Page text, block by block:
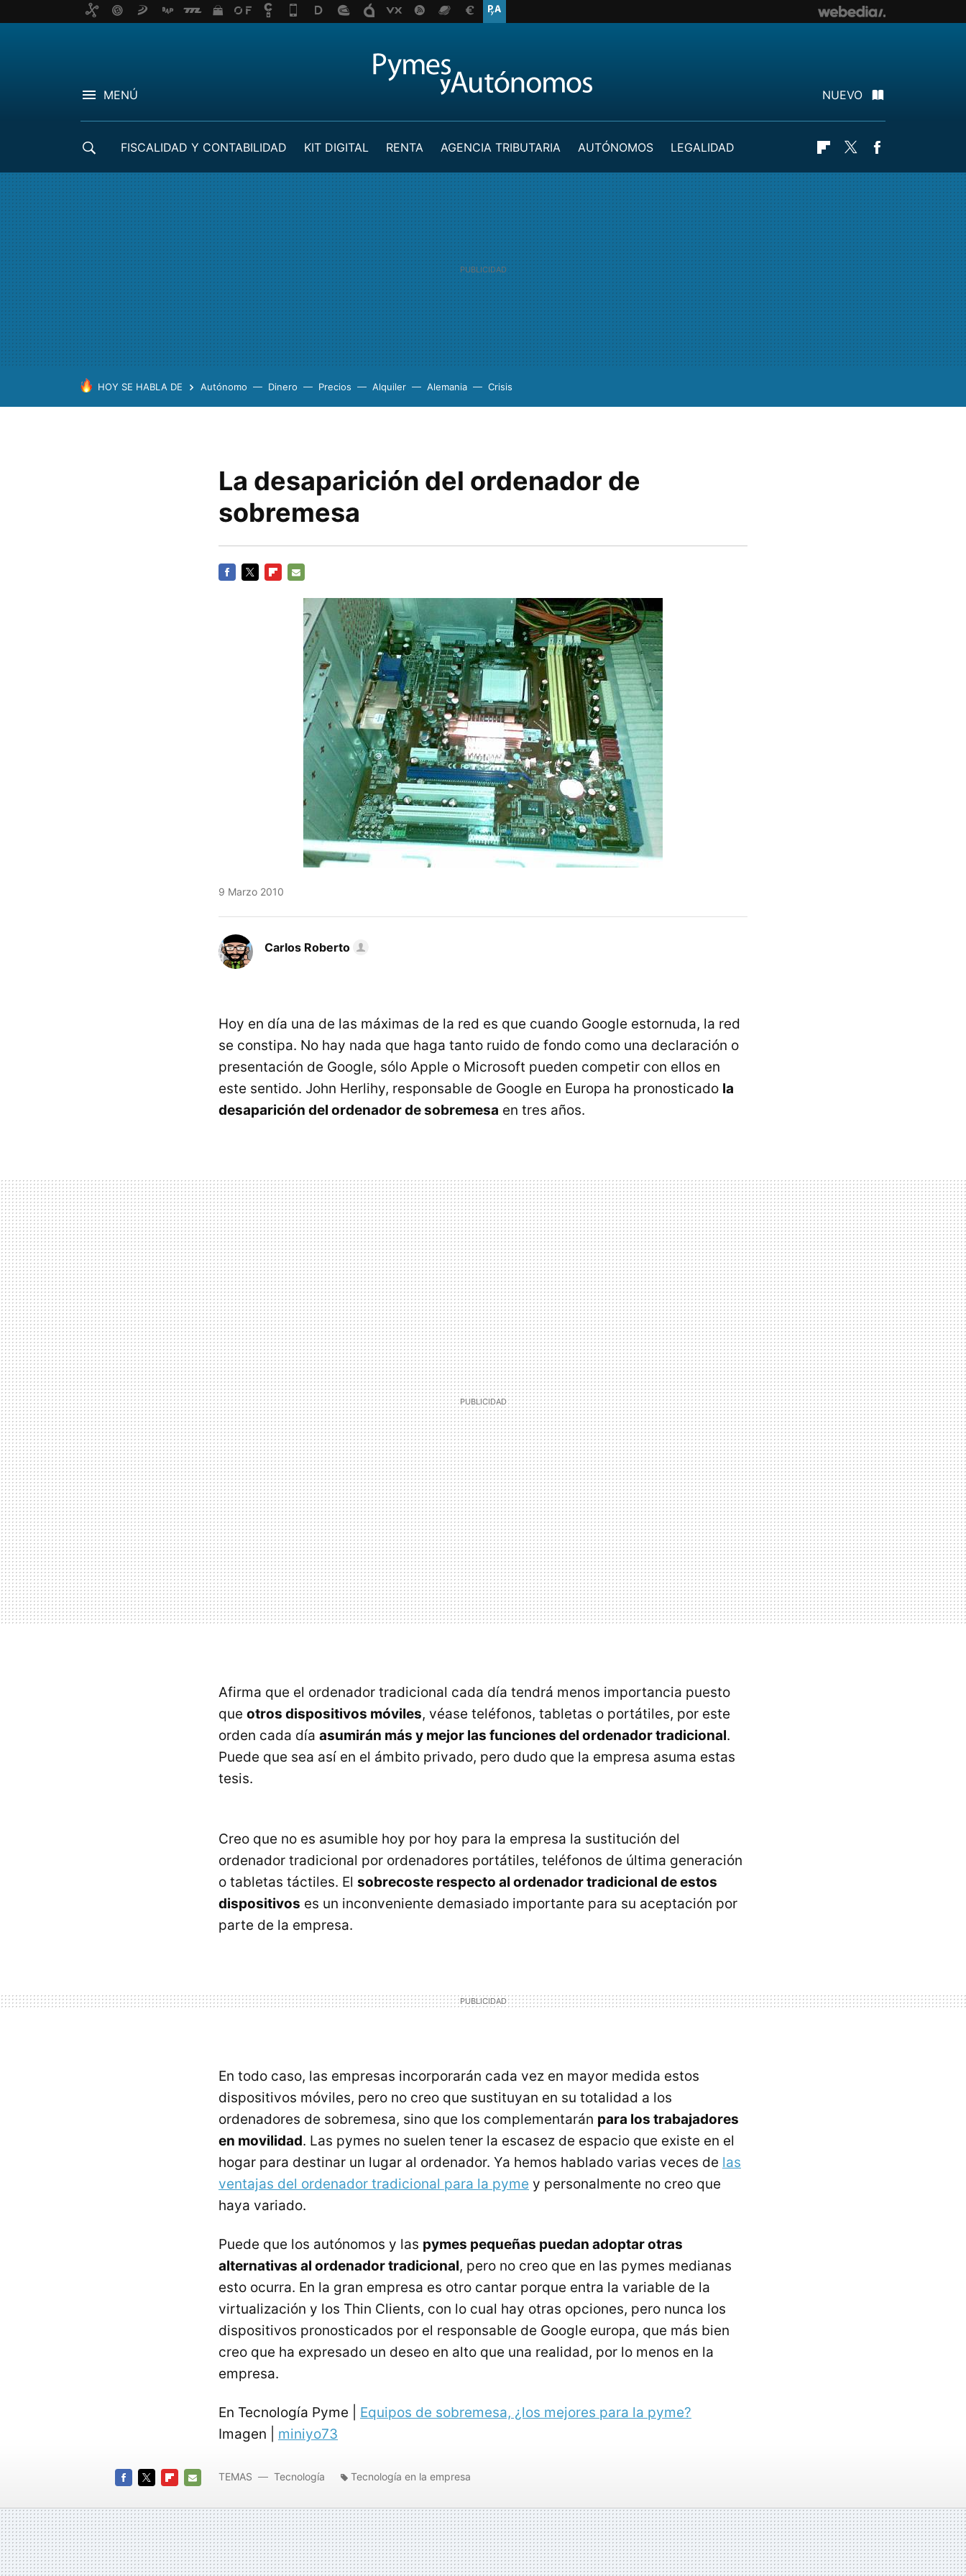
MENÚ NUEVO
FISCALIDAD Y CONTABILIDAD KIT DIGITAL RENTA AGENCIA TRIBUTARIA AUTÓNOMOS
LEGALIDAD
Flipboard
Twitter
HOY SE HABLA DE Autónomo Dinero Precios Alquiler Alemania Crisis
La desaparición del ordenador de
sobremesa
9 Marzo 2010
Carlos Roberto
Hoy en día una de las máximas de la red es que cuando Google estornuda, la red
se constipa. No hay nada que haga tanto ruido de fondo como una declaración o
presentación de Google, sólo Apple o Microsoft pueden competir con ellos en
este sentido. John Herlihy, responsable de Google en Europa ha pronosticado la
desaparición del ordenador de sobremesa en tres años.
Afirma que el ordenador tradicional cada día tendrá menos importancia puesto
que otros dispositivos móviles, véase teléfonos, tabletas o portátiles, por este
orden cada día asumirán más y mejor las funciones del ordenador tradicional.
Puede que sea así en el ámbito privado, pero dudo que la empresa asuma estas
tesis.
Creo que no es asumible hoy por hoy para la empresa la sustitución del
ordenador tradicional por ordenadores portátiles, teléfonos de última generación
o tabletas táctiles. El sobrecoste respecto al ordenador tradicional de estos
dispositivos es un inconveniente demasiado importante para su aceptación por
parte de la empresa.
En todo caso, las empresas incorporarán cada vez en mayor medida estos
dispositivos móviles, pero no creo que sustituyan en su totalidad a los
ordenadores de sobremesa, sino que los complementarán para los trabajadores
en movilidad. Las pymes no suelen tener la escasez de espacio que existe en el
hogar para destinar un lugar al ordenador. Ya hemos hablado varias veces de las
ventajas del ordenador tradicional para la pyme y personalmente no creo que
haya variado.
Puede que los autónomos y las pymes pequeñas puedan adoptar otras
alternativas al ordenador tradicional, pero no creo que en las pymes medianas
esto ocurra. En la gran empresa es otro cantar porque entra la variable de la
virtualización y los Thin Clients, con lo cual hay otras opciones, pero nunca los
dispositivos pronosticados por el responsable de Google europa, que más bien
creo que ha expresado un deseo en alto que una realidad, por lo menos en la
empresa.
En Tecnología Pyme | Equipos de sobremesa, ¿los mejores para la pyme?
Imagen | miniyo73
MAIL
TEMAS Tecnología Tecnología en la empresa